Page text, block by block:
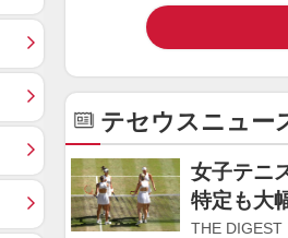
テセウスニュー
女子テニ
特定も大
THE